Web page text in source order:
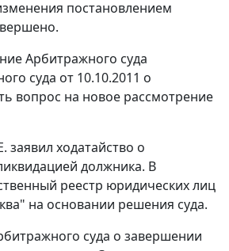
постановлением
Арбитражного суда
суда от 10.10.2011 о
вопрос на новое рассмотрение
ходатайство о
должника. В
реестр юридических лиц
на основании решения суда.
суда о завершении